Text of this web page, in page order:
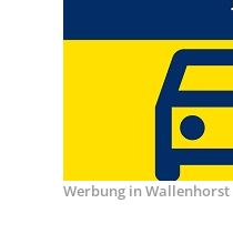
Werbung in Wallenhorst